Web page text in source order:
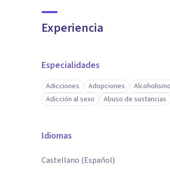
Experiencia
Especialidades
Adicciones Adopciones Alcoholismo
Adicción al sexo
Abuso de sustancias
Idiomas
Castellano (Español)